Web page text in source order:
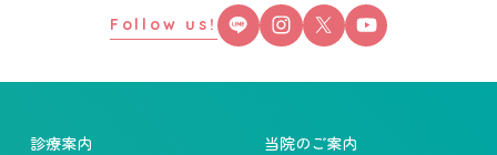
Follow us!
診療案内 当院のご案内